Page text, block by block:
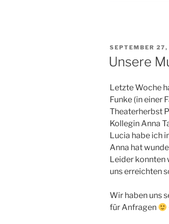
AM
SEPTEMBER
Unsere
Letzte Woche
Funke (in einer
Theaterherbst
Kollegin Anna
Lucia habe ich
Anna hat
Leider konnten
uns erreichten
Wir haben uns
für Anfragen